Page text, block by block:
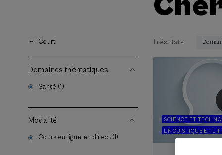
Court
Domaines thématiques
Santé (1)
Modalité
Cours en ligne en direct (1)
1 résultats
SCIENCE ET
LINGUISTIQUE ET